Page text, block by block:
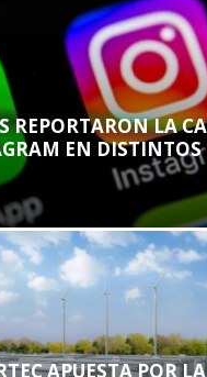
REPORTARON LA
EN DISTINTOS
APUESTA POR LA